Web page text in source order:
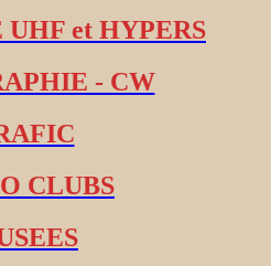
et HYPERS
- CW
CLUBS